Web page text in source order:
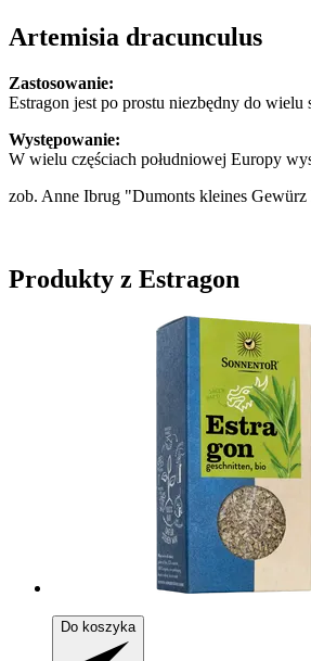
Artemisia dracunculus
Zastosowanie:
Estragon jest po prostu niezbędny do
Występowanie:
W wielu częściach południowej Europy
zob. Anne Ibrug "Dumonts kleines
Produkty z Estragon
Do koszyka